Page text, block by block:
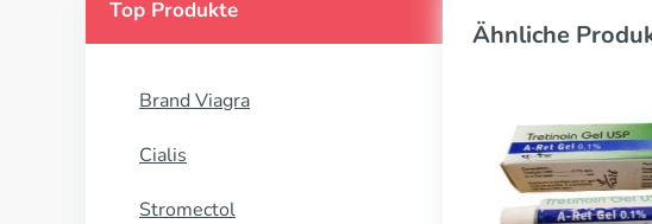
Top Produkte
Brand Viagra
Cialis
Stromectol
Ähnliche